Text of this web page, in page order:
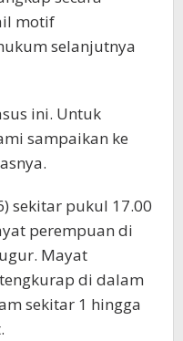
motif
selanjutnya
ini. Untuk
sampaikan ke
sekitar pukul 17.00
perempuan di
Mayat
di dalam
sekitar 1 hingga